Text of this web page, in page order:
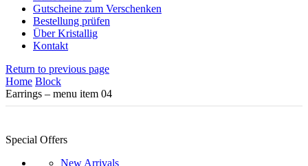
Gutscheine zum Verschenken
Bestellung prüfen
Über Kristallig
Kontakt
Return to previous page
Home Block
Earrings – menu item 04
Special Offers
New Arrivals